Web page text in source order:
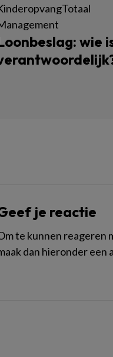
wie
je reactie
te kunnen reageren
dan hieronder een